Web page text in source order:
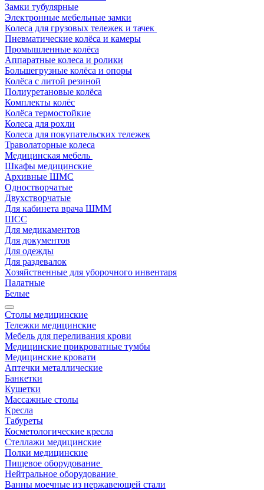
Замки тубулярные
Электронные мебельные замки
Колеса для грузовых тележек и тачек
Пневматические колёса и камеры
Промышленные колёса
Аппаратные колеса и ролики
Большегрузные колёса и опоры
Колёса с литой резиной
Полиуретановые колёса
Комплекты колёс
Колёса термостойкие
Колеса для рохли
Колеса для покупательских тележек
Траволаторные колеса
Медицинская мебель
Шкафы медицинские
Архивные ШМС
Одностворчатые
Двухстворчатые
Для кабинета врача ШММ
ШСС
Для медикаментов
Для документов
Для одежды
Для раздевалок
Хозяйственные для уборочного инвентаря
Палатные
Белые
Столы медицинские
Тележки медицинские
Мебель для переливания крови
Медицинские прикроватные тумбы
Медицинские кровати
Аптечки металлические
Банкетки
Кушетки
Массажные столы
Кресла
Табуреты
Косметологические кресла
Стеллажи медицинские
Полки медицинские
Пищевое оборудование
Нейтральное оборудование
Ванны моечные из нержавеющей стали